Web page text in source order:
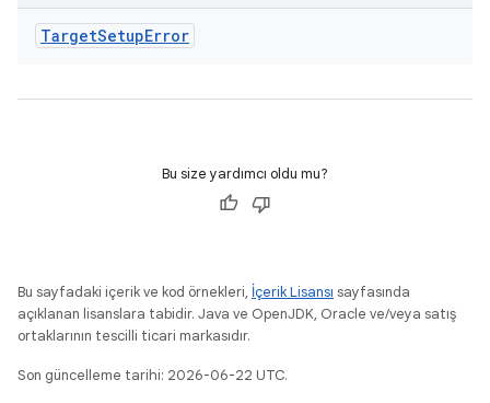
TargetSetupError
Bu size yardımcı oldu mu?
Bu sayfadaki içerik ve kod örnekleri, İçerik Lisansı sayfasında
açıklanan lisanslara tabidir. Java ve OpenJDK, Oracle ve/veya satış
ortaklarının tescilli ticari markasıdır.
Son güncelleme tarihi: 2026-06-22 UTC.